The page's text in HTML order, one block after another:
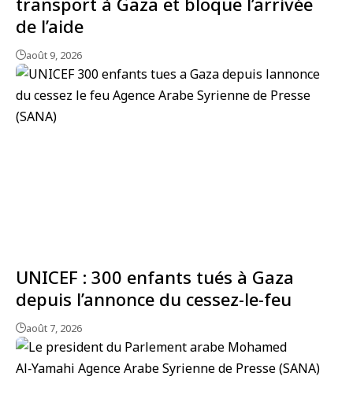
de l’aide
août 9, 2026
UNICEF : 300 enfants tués à Gaza
depuis l’annonce du cessez-le-feu
août 7, 2026